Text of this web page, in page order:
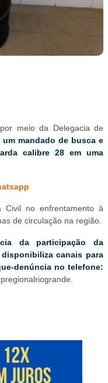
meio da Delegacia de
um mandado de busca e
calibre 28 em uma
Civil no enfrentamento à
de circulação na região.
da participação da
canais para
denúncia no telefone: